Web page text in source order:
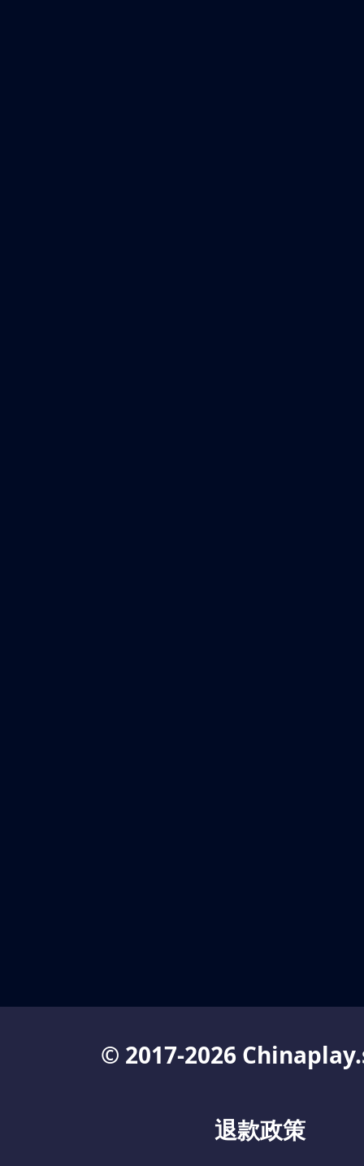
© 2017-2026
退款政策